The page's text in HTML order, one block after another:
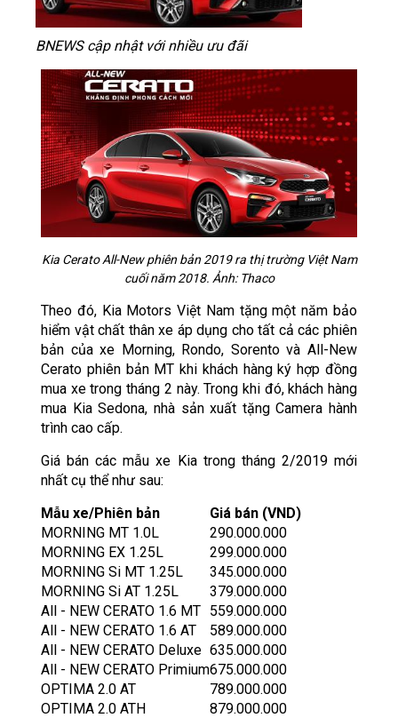
BNEWS cập nhật với nhiều ưu đãi
Kia Cerato All-New phiên bản 2019 ra thị trường Việt Nam
cuối năm 2018. Ảnh: Thaco
Theo đó, Kia Motors Việt Nam tặng một năm bảo
hiểm vật chất thân xe áp dụng cho tất cả các phiên
bản của xe Morning, Rondo, Sorento và All-New
Cerato phiên bản MT khi khách hàng ký hợp đồng
mua xe trong tháng 2 này. Trong khi đó, khách hàng
mua Kia Sedona, nhà sản xuất tặng Camera hành
trình cao cấp.
Giá bán các mẫu xe Kia trong tháng 2/2019 mới
nhất cụ thể như sau:
Mẫu xe/Phiên bản
Giá bán (VND)
MORNING MT 1.0L
290.000.000
MORNING EX 1.25L
299.000.000
MORNING Si MT 1.25L
345.000.000
MORNING Si AT 1.25L
379.000.000
All - NEW CERATO 1.6 MT 559.000.000
All - NEW CERATO 1.6 AT
589.000.000
All - NEW CERATO Deluxe 635.000.000
All - NEW CERATO Primium675.000.000
OPTIMA 2.0 AT
789.000.000
OPTIMA 2.0 ATH
879.000.000